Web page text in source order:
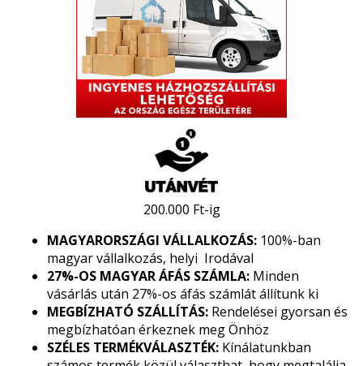
200.000 Ft-ig
MAGYARORSZÁGI VÁLLALKOZÁS: 100%-ban
magyar vállalkozás, helyi Irodával
27%-OS MAGYAR ÁFÁS SZÁMLA: Minden
vásárlás után 27%-os áfás számlát állítunk ki
MEGBÍZHATÓ SZÁLLÍTÁS: Rendelései gyorsan és
megbízhatóan érkeznek meg Önhöz
SZÉLES TERMÉKVÁLASZTÉK: Kínálatunkban